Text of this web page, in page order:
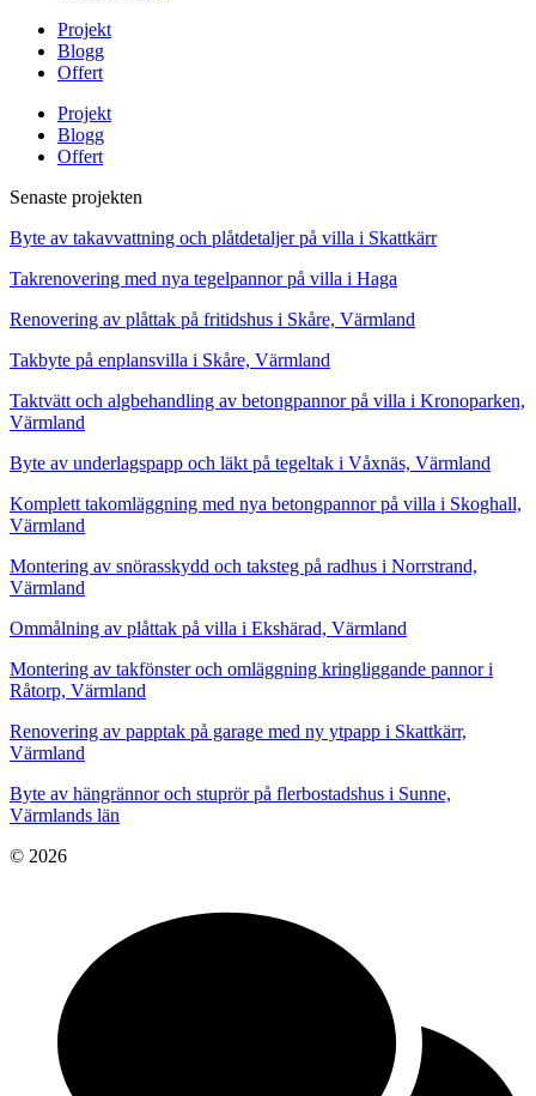
Projekt
Blogg
Offert
Projekt
Blogg
Offert
Senaste projekten
Byte av takavvattning och plåtdetaljer på villa i Skattkärr
Takrenovering med nya tegelpannor på villa i Haga
Renovering av plåttak på fritidshus i Skåre, Värmland
Takbyte på enplansvilla i Skåre, Värmland
Taktvätt och algbehandling av betongpannor på villa i Kronoparken,
Värmland
Byte av underlagspapp och läkt på tegeltak i Våxnäs, Värmland
Komplett takomläggning med nya betongpannor på villa i Skoghall,
Värmland
Montering av snörasskydd och taksteg på radhus i Norrstrand,
Värmland
Ommålning av plåttak på villa i Ekshärad, Värmland
Montering av takfönster och omläggning kringliggande pannor i
Råtorp, Värmland
Renovering av papptak på garage med ny ytpapp i Skattkärr,
Värmland
Byte av hängrännor och stuprör på flerbostadshus i Sunne,
Värmlands län
© 2026